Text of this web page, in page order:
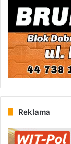
Reklama